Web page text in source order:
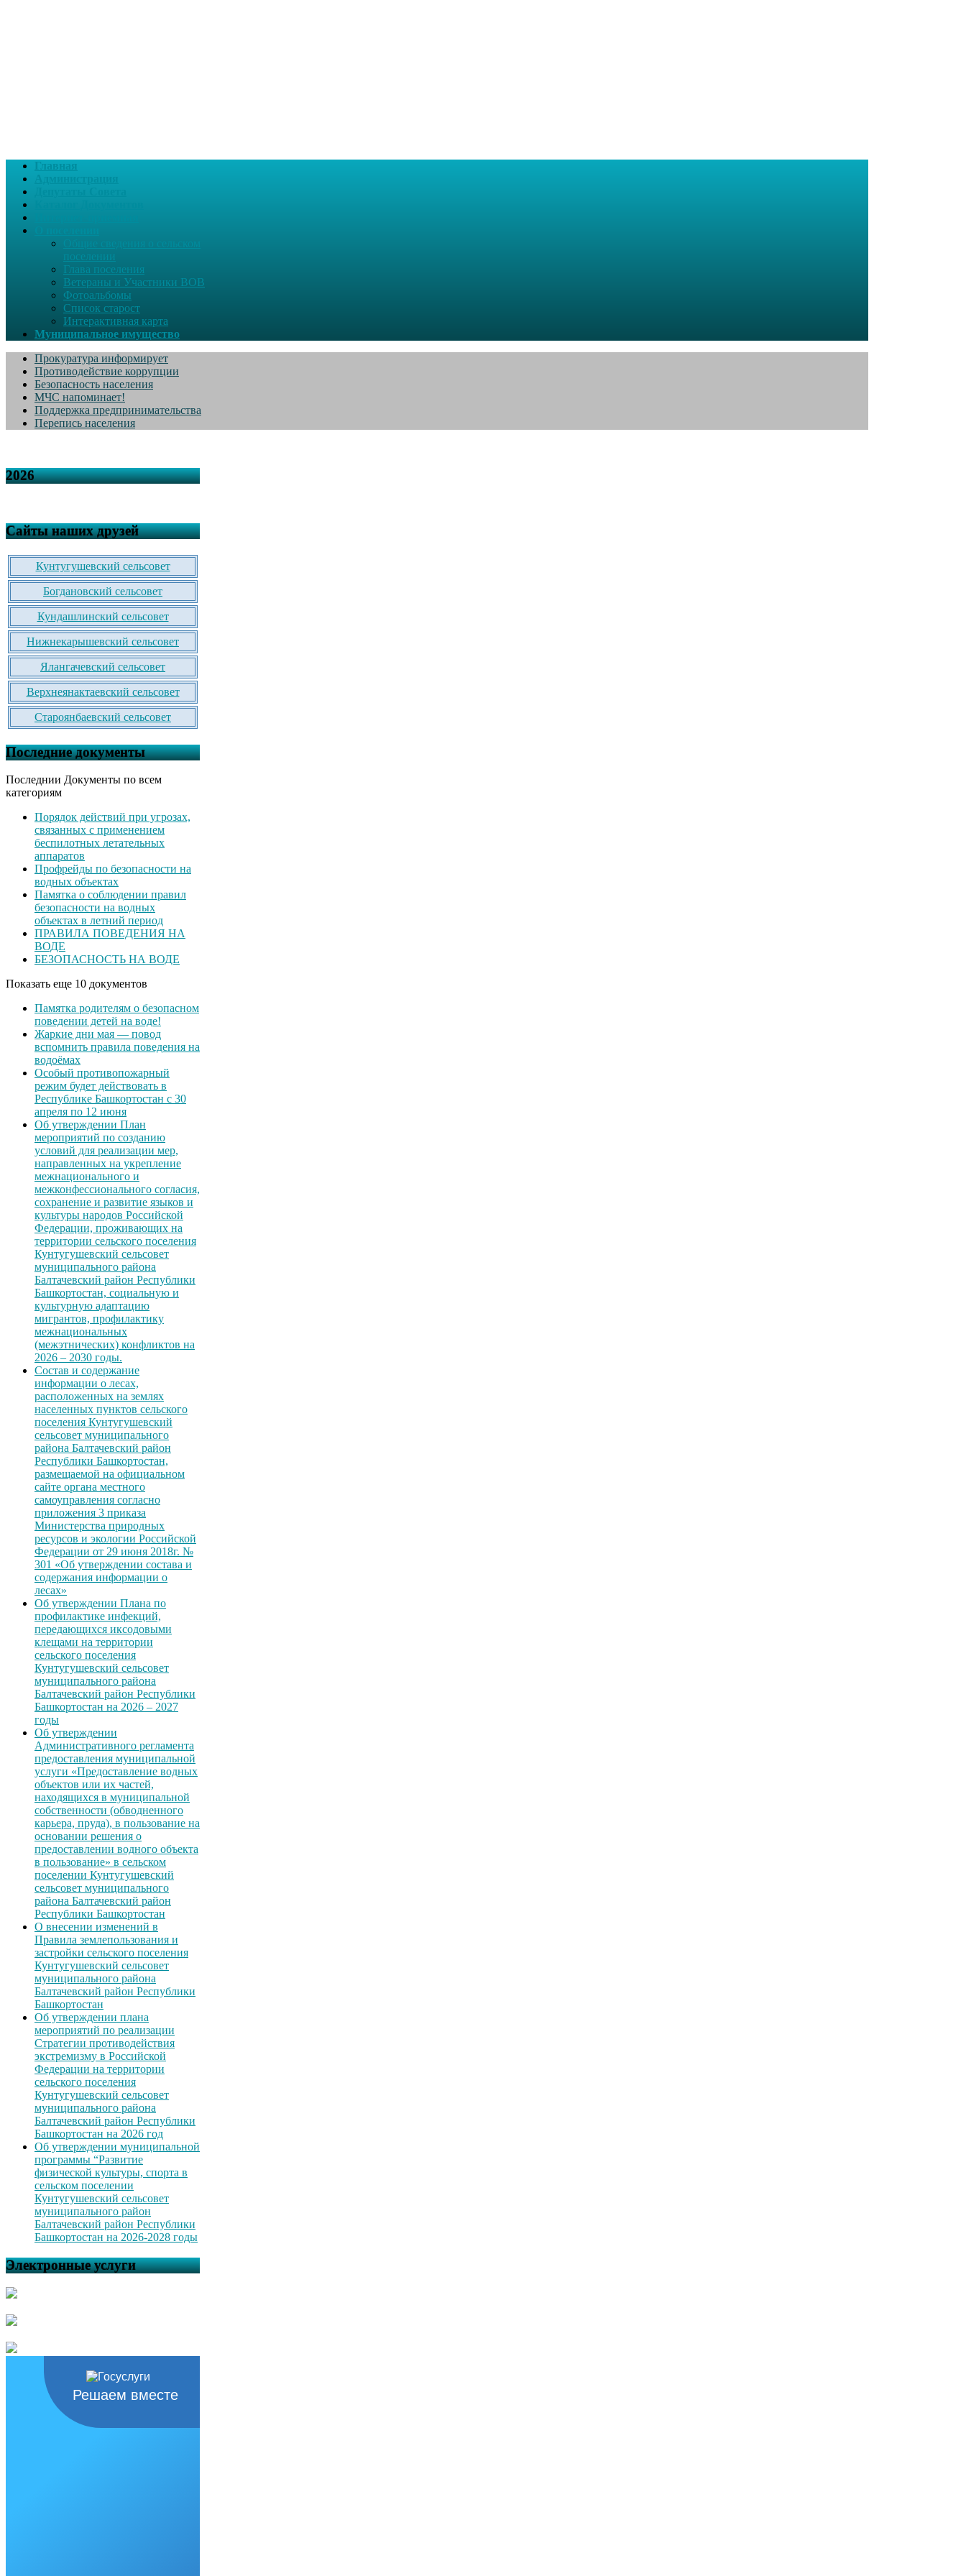
Главная
поселении
Глава поселения
Ветераны и Участники ВОВ
Фотоальбомы
Список старост
Интерактивная карта
Муниципальное имущество
Прокуратура информирует
Противодействие коррупции
Безопасность населения
МЧС напоминает!
Поддержка предпринимательства
Перепись населения
2026
Сайты наших друзей
Кунтугушевский сельсовет
Богдановский сельсовет
Кундашлинский сельсовет
Нижнекарышевский сельсовет
Ялангачевский сельсовет
Верхнеянактаевский сельсовет
Староянбаевский сельсовет
Последние документы
Последнии Документы по всем
категориям
Порядок действий при угрозах,
связанных с применением
беспилотных летательных
аппаратов
Профрейды по безопасности на
водных объектах
Памятка о соблюдении правил
безопасности на водных
объектах в летний период
ПРАВИЛА ПОВЕДЕНИЯ НА
ВОДЕ
БЕЗОПАСНОСТЬ НА ВОДЕ
Показать еще 10 документов
Памятка родителям о безопасном
поведении детей на воде!
Жаркие дни мая — повод
вспомнить правила поведения на
водоёмах
Особый противопожарный
режим будет действовать в
Республике Башкортостан с 30
апреля по 12 июня
Об утверждении План
мероприятий по созданию
условий для реализации мер,
направленных на укрепление
межнационального и
межконфессионального согласия,
сохранение и развитие языков и
культуры народов Российской
Федерации, проживающих на
территории сельского поселения
Кунтугушевский сельсовет
муниципального района
Балтачевский район Республики
Башкортостан, социальную и
культурную адаптацию
мигрантов, профилактику
межнациональных
(межэтнических) конфликтов на
2026 – 2030 годы.
Состав и содержание
информации о лесах,
расположенных на землях
населенных пунктов сельского
поселения Кунтугушевский
сельсовет муниципального
района Балтачевский район
Республики Башкортостан,
размещаемой на официальном
сайте органа местного
самоуправления согласно
приложения 3 приказа
Министерства природных
ресурсов и экологии Российской
Федерации от 29 июня 2018г. №
301 «Об утверждении состава и
содержания информации о
лесах»
Об утверждении Плана по
профилактике инфекций,
передающихся иксодовыми
клещами на территории
сельского поселения
Кунтугушевский сельсовет
муниципального района
Балтачевский район Республики
Башкортостан на 2026 – 2027
годы
Об утверждении
Административного регламента
предоставления муниципальной
услуги «Предоставление водных
объектов или их частей,
находящихся в муниципальной
собственности (обводненного
карьера, пруда), в пользование на
основании решения о
предоставлении водного объекта
в пользование» в сельском
поселении Кунтугушевский
сельсовет муниципального
района Балтачевский район
Республики Башкортостан
О внесении изменений в
Правила землепользования и
застройки сельского поселения
Кунтугушевский сельсовет
муниципального района
Балтачевский район Республики
Башкортостан
Об утверждении плана
мероприятий по реализации
Стратегии противодействия
экстремизму в Российской
Федерации на территории
сельского поселения
Кунтугушевский сельсовет
муниципального района
Балтачевский район Республики
Башкортостан на 2026 год
Об утверждении муниципальной
программы “Развитие
физической культуры, спорта в
сельском поселении
Кунтугушевский сельсовет
муниципального район
Балтачевский район Республики
Башкортостан на 2026-2028 годы
Электронные услуги
Решаем вместе